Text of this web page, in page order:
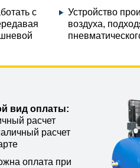
с
Устройство
воздуха,
вид оплаты:
расчет
расчет
оплата при